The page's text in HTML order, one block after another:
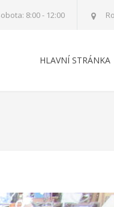
8:00 - 12:00
HLAVNÍ STRÁNKA